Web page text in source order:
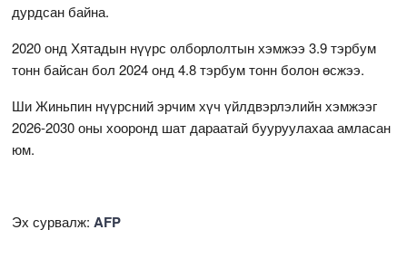
дурдсан байна.
2020 онд Хятадын нүүрс олборлолтын хэмжээ 3.9 тэрбум
тонн байсан бол 2024 онд 4.8 тэрбум тонн болон өсжээ.
Ши Жиньпин нүүрсний эрчим хүч үйлдвэрлэлийн хэмжээг
2026-2030 оны хооронд шат дараатай бууруулахаа амласан
юм.
Эх сурвалж: AFP